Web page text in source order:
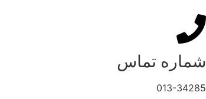
شماره تماس
013-34285